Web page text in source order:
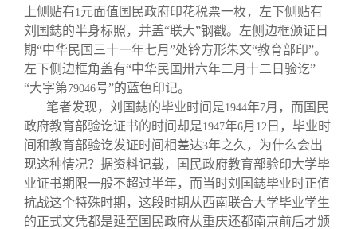
上侧贴有1 元面值国民政府印花税票一枚，左下侧贴有
刘国鋕的半身标照，并盖“联大”钢戳。左侧边框颁证日
期“中华民国三十一年七月”处钤方形朱文“教育部印”。
左下侧边框角盖有“中华民国卅六年二月十二日验讫”
“大字第79046号”的蓝色印记。
笔者发现，刘国鋕的毕业时间是1944年7月，而国民
政府教育部验讫证书的时间却是1947年6月 12 日，毕业时
间和教育部验讫发证时间相差达3年之久，为什么会出
现这种情况？据资料记载，国民政府教育部验印大学毕
业证书期限一般不超过半年，而当时刘国鋕毕业时正值
抗战这个特殊时期，这段时期从西南联合大学毕业学生
的正式文凭都是延至国民政府从重庆还都南京前后才颁